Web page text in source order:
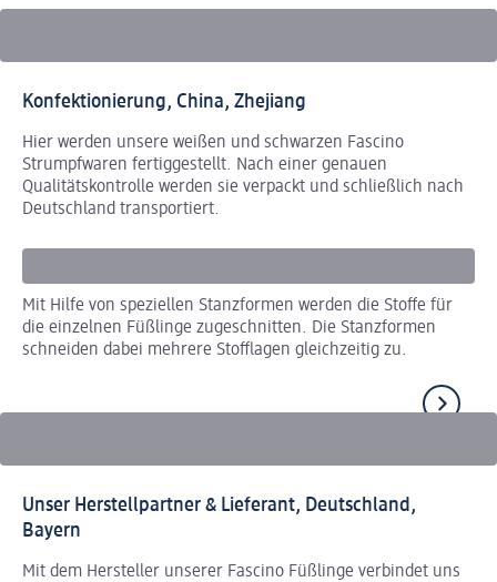
Konfektionierung, China, Zhejiang
Hier werden unsere weißen und schwarzen Fascino
Strumpfwaren fertiggestellt. Nach einer genauen
Qualitätskontrolle werden sie verpackt und schließlich nach
Deutschland transportiert.
Mit Hilfe von speziellen Stanzformen werden die Stoffe für
die einzelnen Füßlinge zugeschnitten. Die Stanzformen
schneiden dabei mehrere Stofflagen gleichzeitig zu.
Unser Herstellpartner & Lieferant, Deutschland,
Bayern
Mit dem Hersteller unserer Fascino Füßlinge verbindet uns